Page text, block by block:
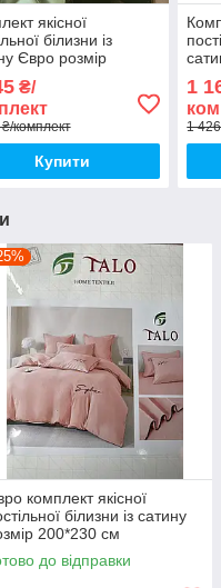
якісної
білизни із
Євро розмір
₴/
комплект
Купити
1
1
комплект якісної
білизни із сатину
200*230 см
до відправки